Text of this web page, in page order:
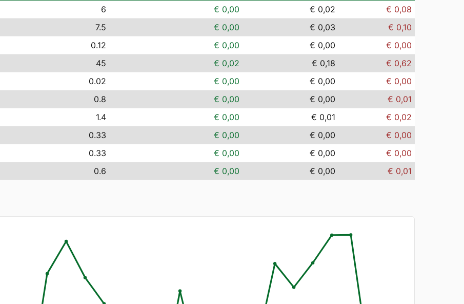
6 € 0,00 € 0,02
€ 0,08
7.5 € 0,00 € 0,03
€ 0,10
0.12 € 0,00 € 0,00
€ 0,00
45 € 0,02 € 0,18
€ 0,62
0.02 € 0,00 € 0,00
€ 0,00
0.8 € 0,00 € 0,00
€ 0,01
1.4 € 0,00 € 0,01
€ 0,02
0.33 € 0,00 € 0,00
€ 0,00
0.33 € 0,00 € 0,00
€ 0,00
0.6 € 0,00 € 0,00 € 0,01